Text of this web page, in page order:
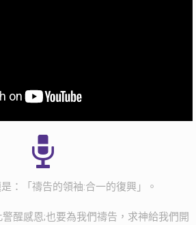
：「禱告的領袖:合一的復興」。
醒感恩;也要為我們禱告，求神給我們開